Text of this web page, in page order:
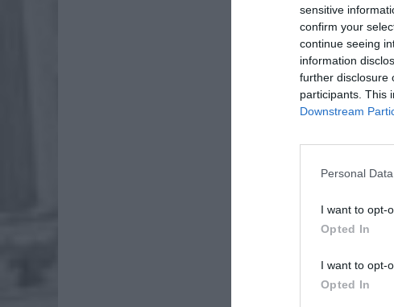
sensitive
confirm your
continue seeing
information
further disclosure
participants. This
Downstream
Personal
I want to opt-
Opted In
I want to opt-
Opted In
Dodaj